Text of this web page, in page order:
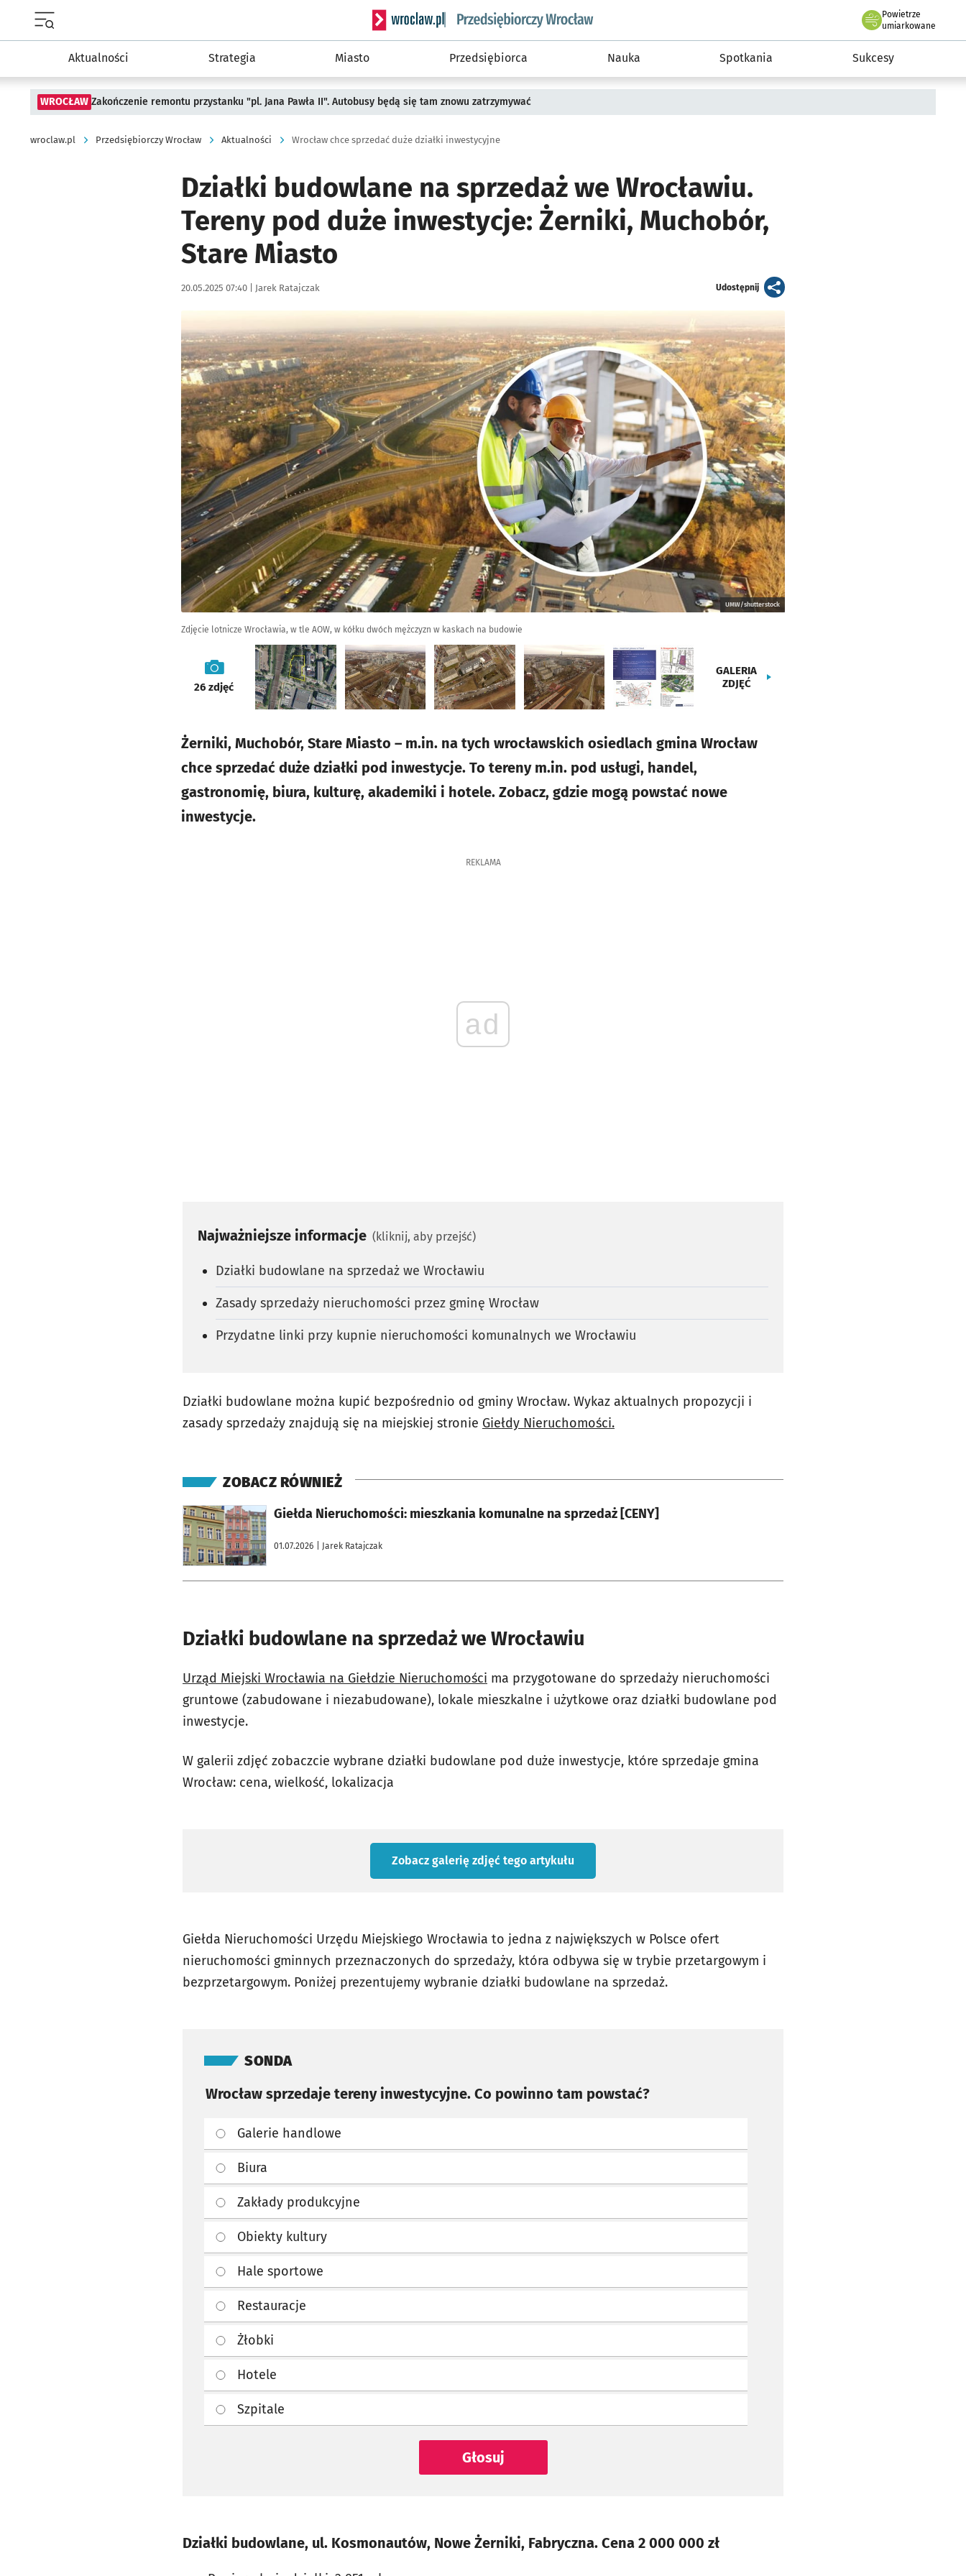
Serwis informacyjny wroclaw.pl podserwis: Strategia rozwoju przedsiębiorczości miasta Wrocławia
Powietrze
we Wrocławiu
umiarkowane
Aktualności Strategia Miasto Przedsiębiorca Nauka Spotkania Sukcesy
WROCŁAW Zakończenie remontu przystanku "pl. Jana Pawła II". Autobusy będą się tam znowu zatrzymywać
wroclaw.pl Przedsiębiorczy Wrocław Aktualności Wrocław chce sprzedać duże działki inwestycyjne
Działki budowlane na sprzedaż we Wrocławiu.
Tereny pod duże inwestycje: Żerniki, Muchobór,
Stare Miasto
Data publikacji:
20.05.2025 07:40 | Autor:
Jarek Ratajczak Udostępnijartykuł
UMW/shutterstock
Zdjęcie lotnicze Wrocławia, w tle AOW, w kółku dwóch mężczyzn w kaskach na budowie
galeria
26 zdjęć
GALERIA
ZDJĘĆ
Żerniki, Muchobór, Stare Miasto – m.in. na tych wrocławskich osiedlach gmina Wrocław
chce sprzedać duże działki pod inwestycje. To tereny m.in. pod usługi, handel,
gastronomię, biura, kulturę, akademiki i hotele. Zobacz, gdzie mogą powstać nowe
inwestycje.
REKLAMA
ad
Najważniejsze informacje (kliknij, aby przejść)
Działki budowlane na sprzedaż we Wrocławiu
Zasady sprzedaży nieruchomości przez gminę Wrocław
Przydatne linki przy kupnie nieruchomości komunalnych we Wrocławiu
Działki budowlane można kupić bezpośrednio od gminy Wrocław. Wykaz aktualnych propozycji i
zasady sprzedaży znajdują się na miejskiej stronie Giełdy Nieruchomości.
ZOBACZ RÓWNIEŻ
Giełda Nieruchomości: mieszkania komunalne na sprzedaż [CENY]
01.07.2026 | Jarek Ratajczak
otworzy się w nowej karcie
Działki budowlane na sprzedaż we Wrocławiu
Urząd Miejski Wrocławia na Giełdzie Nieruchomości ma przygotowane do sprzedaży nieruchomości
gruntowe (zabudowane i niezabudowane), lokale mieszkalne i użytkowe oraz działki budowlane pod
inwestycje.
W galerii zdjęć zobaczcie wybrane działki budowlane pod duże inwestycje, które sprzedaje gmina
Wrocław: cena, wielkość, lokalizacja
Zobacz galerię zdjęć tego artykułu
Giełda Nieruchomości Urzędu Miejskiego Wrocławia to jedna z największych w Polsce ofert
nieruchomości gminnych przeznaczonych do sprzedaży, która odbywa się w trybie przetargowym i
bezprzetargowym. Poniżej prezentujemy wybranie działki budowlane na sprzedaż.
SONDA
Wrocław sprzedaje tereny inwestycyjne. Co powinno tam powstać?
Galerie handlowe
Biura
Zakłady produkcyjne
Obiekty kultury
Hale sportowe
Restauracje
Żłobki
Hotele
Szpitale
Głosuj
Działki budowlane, ul. Kosmonautów, Nowe Żerniki, Fabryczna. Cena 2 000 000 zł